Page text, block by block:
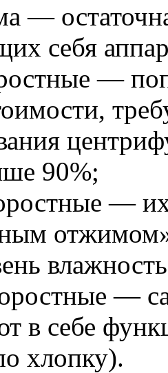
—
себя
—
90%;
—
—
в себе
хлопку).